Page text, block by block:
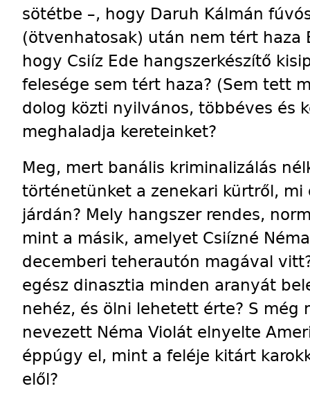
sötétbe –, hogy Daruh Kálmán
(ötvenhatosak) után nem tért haza
hogy Csiíz Ede hangszerkészítő
felesége sem tért haza? (Sem tett
dolog közti nyilvános, többéves és
meghaladja kereteinket?
Meg, mert banális kriminalizálás
történetünket a zenekari kürtről,
járdán? Mely hangszer rendes,
mint a másik, amelyet Csiízné
decemberi teherautón magával
egész dinasztia minden aranyát
nehéz, és ölni lehetett érte? S még
nevezett Néma Violát elnyelte
éppúgy el, mint a feléje kitárt
elől?